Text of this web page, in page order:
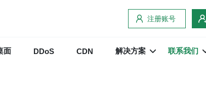
注册账号
面 DDoS CDN 解决方案 联系我们